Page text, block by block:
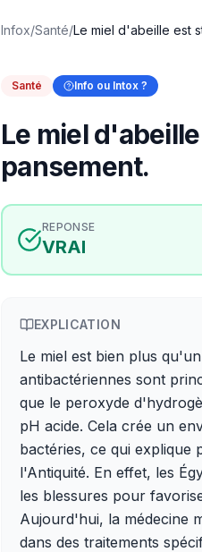
Infox/Santé/Le miel d'abeille est
Santé Info ou Intox ?
Le miel
pansement.
REPONSE
VRAI
EXPLICATION
Le miel est bien plus
antibactériennes sont
que le peroxyde
pH acide. Cela crée un
bactéries, ce qui explique
l'Antiquité. En effet, les
les blessures pour
Aujourd'hui, la médecine
dans des traitements